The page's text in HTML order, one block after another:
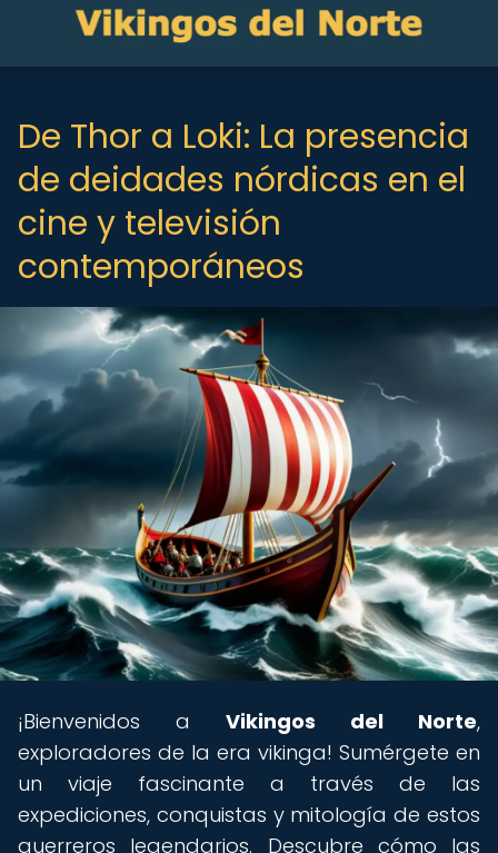
De Thor a Loki: La presencia
de deidades nórdicas en el
cine y televisión
contemporáneos
¡Bienvenidos a Vikingos del Norte,
exploradores de la era vikinga! Sumérgete en
un viaje fascinante a través de las
expediciones, conquistas y mitología de estos
guerreros legendarios. Descubre cómo las